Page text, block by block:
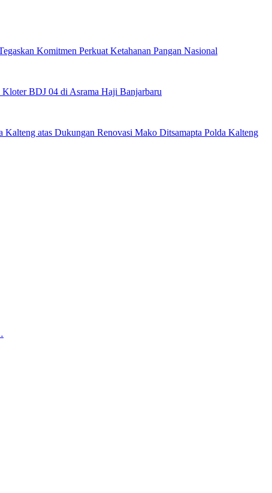
Komitmen Perkuat Ketahanan Pangan Nasional
BDJ 04 di Asrama Haji Banjarbaru
Kalteng atas Dukungan Renovasi Mako Ditsamapta Polda Kalteng